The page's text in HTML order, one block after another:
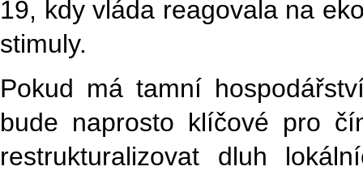
19, kdy vláda reagovala na
stimuly.
Pokud má tamní
bude naprosto klíčové pro
restrukturalizovat dluh